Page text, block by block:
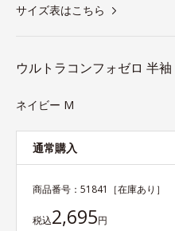
サイズ表はこちら
ウルトラコンフォゼロ 半袖
ネイビー M
通常購入
商品番号： 51841 ［在庫あり］
税込2,695円